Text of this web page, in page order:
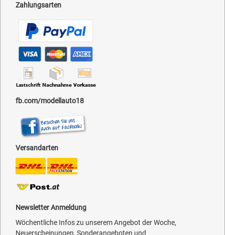
Zahlungsarten
fb.com/modellauto18
Versandarten
Newsletter Anmeldung
Wöchentliche Infos zu unserem Angebot der Woche,
Neuerscheinungen, Sonderangeboten und